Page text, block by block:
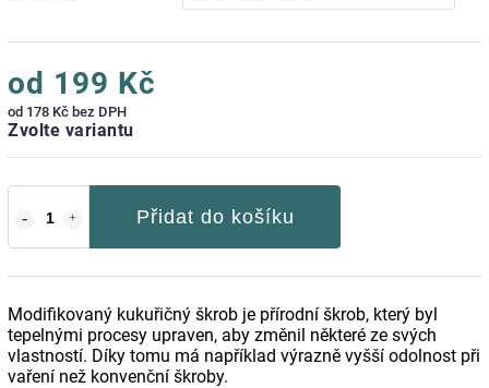
od 199 Kč
od 178 Kč bez DPH
Zvolte variantu
Přidat do košíku
Modifikovaný kukuřičný škrob je přírodní škrob, který byl
tepelnými procesy upraven, aby změnil některé ze svých
vlastností. Díky tomu má například výrazně vyšší odolnost při
vaření než konvenční škroby.